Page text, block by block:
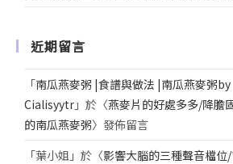
近期留言
「南瓜燕麥粥 |食譜與做法 |南瓜燕麥粥
Cialisyytr 」於〈燕麥片的好處多多/降膽
的南瓜燕麥粥〉發佈留言
「葉小姐 」於〈影響大腦的三種聲音檔